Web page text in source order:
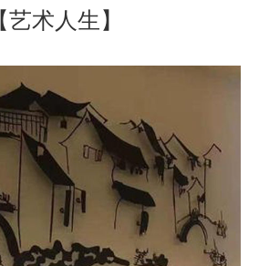
【艺术人生】